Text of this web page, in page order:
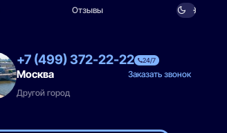
Отзывы
+7 (499) 372-22-22 24/7
Москва
Заказать звонок
Другой город